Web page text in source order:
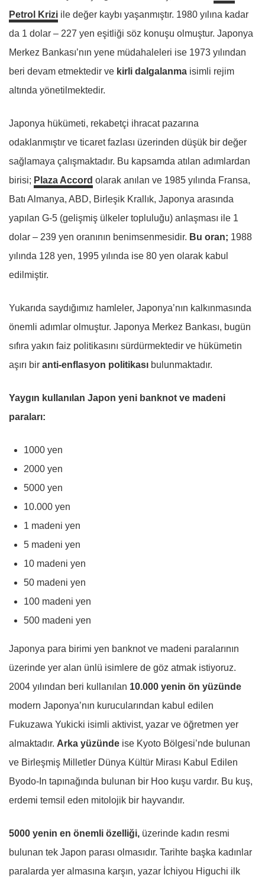
Petrol Krizi ile değer kaybı yaşanmıştır. 1980 yılına kadar
da 1 dolar – 227 yen eşitliği söz konuşu olmuştur. Japonya
Merkez Bankası’nın yene müdahaleleri ise 1973 yılından
beri devam etmektedir ve kirli dalgalanma isimli rejim
altında yönetilmektedir.
Japonya hükümeti, rekabetçi ihracat pazarına
odaklanmıştır ve ticaret fazlası üzerinden düşük bir değer
sağlamaya çalışmaktadır. Bu kapsamda atılan adımlardan
birisi; Plaza Accord olarak anılan ve 1985 yılında Fransa,
Batı Almanya, ABD, Birleşik Krallık, Japonya arasında
yapılan G-5 (gelişmiş ülkeler topluluğu) anlaşması ile 1
dolar – 239 yen oranının benimsenmesidir. Bu oran; 1988
yılında 128 yen, 1995 yılında ise 80 yen olarak kabul
edilmiştir.
Yukarıda saydığımız hamleler, Japonya’nın kalkınmasında
önemli adımlar olmuştur. Japonya Merkez Bankası, bugün
sıfıra yakın faiz politikasını sürdürmektedir ve hükümetin
aşırı bir anti-enflasyon politikası bulunmaktadır.
Yaygın kullanılan Japon yeni banknot ve madeni
paraları:
1000 yen
2000 yen
5000 yen
10.000 yen
1 madeni yen
5 madeni yen
10 madeni yen
50 madeni yen
100 madeni yen
500 madeni yen
Japonya para birimi yen banknot ve madeni paralarının
üzerinde yer alan ünlü isimlere de göz atmak istiyoruz.
2004 yılından beri kullanılan 10.000 yenin ön yüzünde
modern Japonya’nın kurucularından kabul edilen
Fukuzawa Yukicki isimli aktivist, yazar ve öğretmen yer
almaktadır. Arka yüzünde ise Kyoto Bölgesi’nde bulunan
ve Birleşmiş Milletler Dünya Kültür Mirası Kabul Edilen
Byodo-In tapınağında bulunan bir Hoo kuşu vardır. Bu kuş,
erdemi temsil eden mitolojik bir hayvandır.
5000 yenin en önemli özelliği, üzerinde kadın resmi
bulunan tek Japon parası olmasıdır. Tarihte başka kadınlar
paralarda yer almasına karşın, yazar İchiyou Higuchi ilk